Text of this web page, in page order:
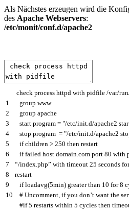
Als Nächstes erzeugen wird die
des Apache Webservers:
/etc/monit/conf.d/apache2
1
2
3
4
5
6
7
8
9
10
check process httpd with pidfile /var/run
group www
group apache
start program = "/etc/init.d/apache2
stop program = "/etc/init.d/apache2
if children > 250 then restart
if failed host domain com port 80 with
“/index php” with timeout 25 seconds for
restart
if loadavg(5min) greaterthan 10 for 8
# Uncomment, if you don’t want the
#if 5 restarts within 5 cycles then